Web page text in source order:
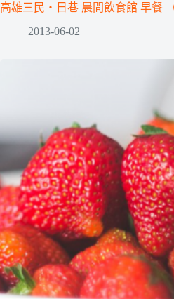
高雄三民‧日巷 晨間飲食館 早餐
2013-06-02